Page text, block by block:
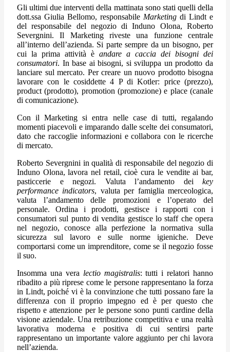
Gli ultimi due interventi della mattinata sono stati quelli della
dott.ssa Giulia Bellomo, responsabile Marketing di Lindt e
del responsabile del negozio di Induno Olona, Roberto
Severgnini. Il Marketing riveste una funzione centrale
all’interno dell’azienda. Si parte sempre da un bisogno, per
cui la prima attività è andare a caccia dei bisogni dei
consumatori. In base ai bisogni, si sviluppa un prodotto da
lanciare sul mercato. Per creare un nuovo prodotto bisogna
lavorare con le cosiddette 4 P di Kotler: price (prezzo),
product (prodotto), promotion (promozione) e place (canale
di comunicazione).
Con il Marketing si entra nelle case di tutti, regalando
momenti piacevoli e imparando dalle scelte dei consumatori,
dato che raccoglie informazioni e collabora con le ricerche
di mercato.
Roberto Severgnini in qualità di responsabile del negozio di
Induno Olona, lavora nel retail, cioè cura le vendite ai bar,
pasticcerie e negozi. Valuta l’andamento dei key
performance indicators, valuta per famiglia merceologica,
valuta l’andamento delle promozioni e l’operato del
personale. Ordina i prodotti, gestisce i rapporti con i
consumatori sul punto di vendita gestisce lo staff che opera
nel negozio, conosce alla perfezione la normativa sulla
sicurezza sul lavoro e sulle norme igieniche. Deve
comportarsi come un imprenditore, come se il negozio fosse
il suo.
Insomma una vera lectio magistralis: tutti i relatori hanno
ribadito a più riprese come le persone rappresentano la forza
in Lindt, poiché vi è la convinzione che tutti possano fare la
differenza con il proprio impegno ed è per questo che
rispetto e attenzione per le persone sono punti cardine della
visione aziendale. Una retribuzione competitiva e una realtà
lavorativa moderna e positiva di cui sentirsi parte
rappresentano un importante valore aggiunto per chi lavora
nell’azienda.